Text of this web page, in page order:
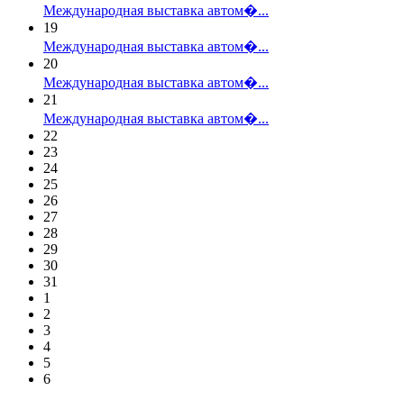
Международная выставка автом�...
19
Международная выставка автом�...
20
Международная выставка автом�...
21
Международная выставка автом�...
22
23
24
25
26
27
28
29
30
31
1
2
3
4
5
6